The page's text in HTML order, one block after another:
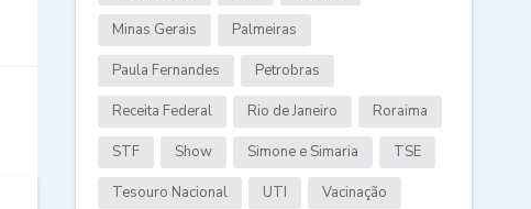
Minas Gerais Palmeiras
Paula Fernandes Petrobras
Receita Federal Rio de Janeiro Roraima
STF Show Simone e Simaria TSE
Tesouro Nacional UTI Vacinação